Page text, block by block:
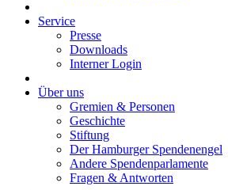
Service
Presse
Downloads
Interner Login
Über uns
Gremien & Personen
Geschichte
Stiftung
Der Hamburger Spendenengel
Andere Spendenparlamente
Fragen & Antworten